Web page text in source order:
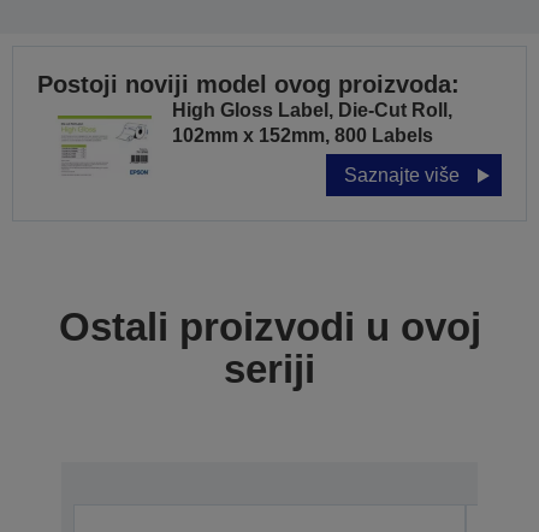
Postoji noviji model ovog proizvoda:
High Gloss Label, Die-Cut Roll,
102mm x 152mm, 800 Labels
Saznajte više
Ostali proizvodi u ovoj
seriji